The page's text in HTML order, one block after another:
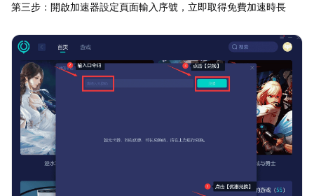
第三步：開啟加速器設定頁面輸入序號，立即取得免費加速時長